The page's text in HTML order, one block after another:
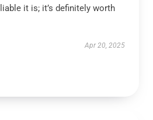
it is; it’s definitely worth
Apr 20, 2025